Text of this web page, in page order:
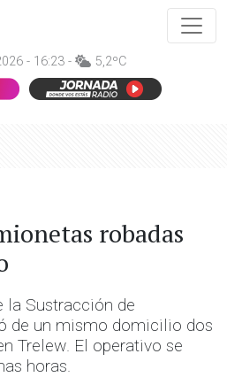
- 16:23 - 5,2ºC
robadas
la Sustracción de
de un mismo domicilio dos
Trelew. El operativo se
horas.